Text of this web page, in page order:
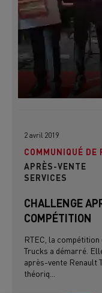
2 avril 2019
COMMUNIQUÉ DE
APRÈS-VENTE
SERVICES
CHALLENGE
COMPÉTITION
RTEC, la
Trucks a démarré.
après-vente Renault
théoriq...